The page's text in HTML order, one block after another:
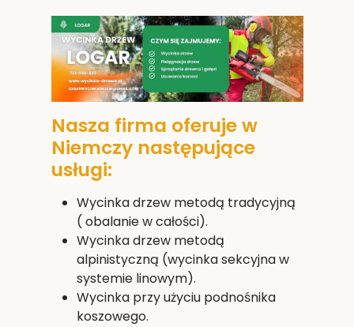
Nasza firma oferuje w
Niemczy następujące
usługi:
Wycinka drzew metodą tradycyjną
( obalanie w całości).
Wycinka drzew metodą
alpinistyczną (wycinka sekcyjna w
systemie linowym).
Wycinka przy użyciu podnośnika
koszowego.